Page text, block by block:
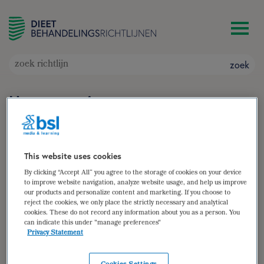
zoek
Hypertensie
Doelgroep: Volwassenen met hypertensie/hoge
bloeddruk
Auteur(s): Anouk de Veen
zoek
samenvatting
(para)medische gegevens
This website uses cookies
By clicking “Accept All” you agree to the storage of cookies on your device
to improve website navigation, analyze website usage, and help us improve
our products and personalize content and marketing. If you choose to
reject the cookies, we only place the strictly necessary and analytical
cookies. These do not record any information about you as a person. You
can indicate this under "manage preferences"
Privacy Statement